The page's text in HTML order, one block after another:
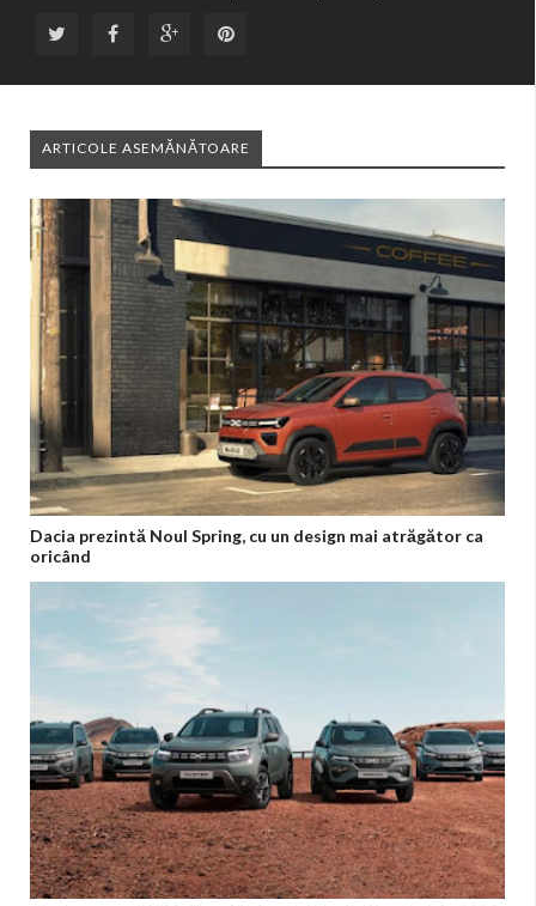
ARTICOLE ASEMĂNĂTOARE
Dacia prezintă Noul Spring, cu un design mai atrăgător ca
oricând